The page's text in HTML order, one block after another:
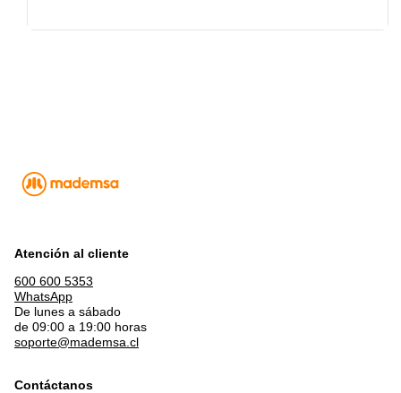
Atención al cliente
600 600 5353
WhatsApp
De lunes a sábado
de 09:00 a 19:00 horas
soporte@mademsa.cl
Contáctanos